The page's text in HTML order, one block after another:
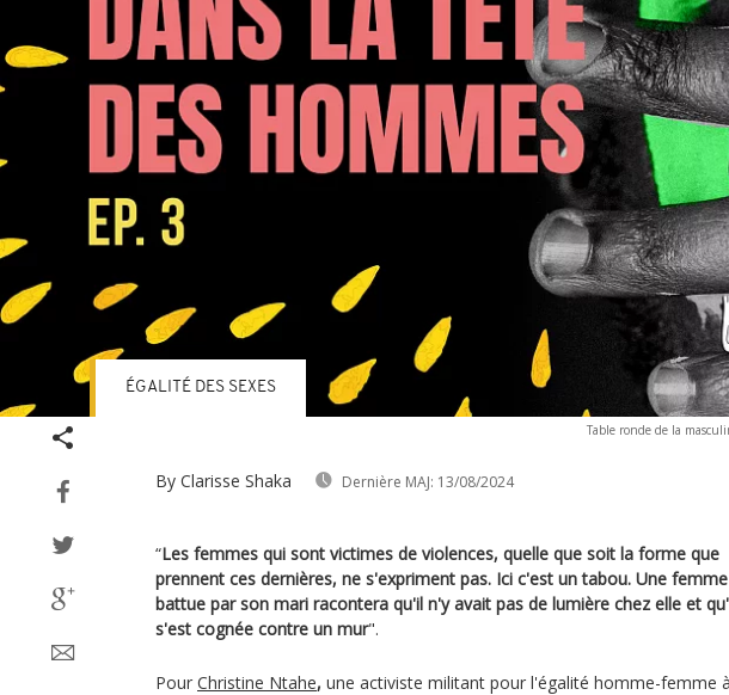
Table ronde de la
By Clarisse Shaka Dernière MAJ: 13/08/2024
ÉGALITÉ DES SEXES
“Les femmes qui sont victimes de violences, quelle que soit la forme que
prennent ces dernières, ne s'expriment pas. Ici c'est un tabou. Une femme
battue par son mari racontera qu'il n'y avait pas de lumière chez elle et
s'est cognée contre un mur".
Pour Christine Ntahe, une activiste militant pour l'égalité homme-femme à